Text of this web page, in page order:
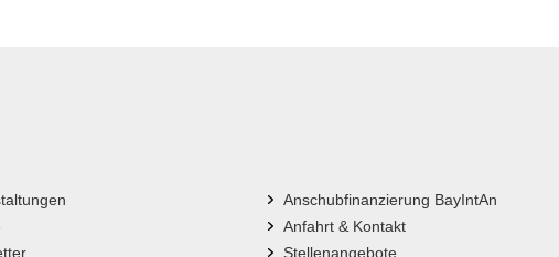
Anschubfinanzierung BayIntAn
Anfahrt & Kontakt
Stellenangebote